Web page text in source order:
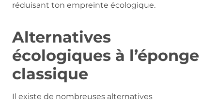
réduisant ton empreinte écologique.
Alternatives
écologiques à l’éponge
classique
Il existe de nombreuses alternatives